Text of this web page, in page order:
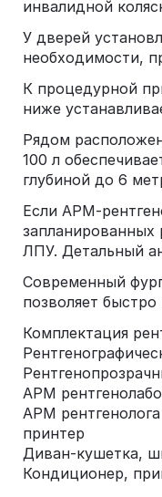
инвалидной
У дверей
необходимости,
К процедурной
ниже
Рядом
100 л
глубиной до 6
Если АРМ-
запланированных
ЛПУ. Детальный
Современный
позволяет
Комплектация
АРМ
АРМ
принтер
Диван-кушетка,
Кондиционер,